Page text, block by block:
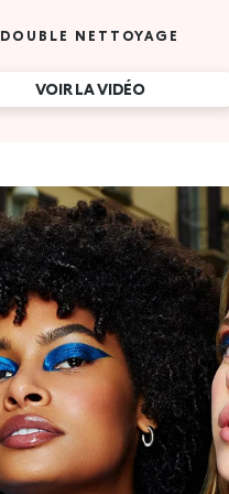
DOUBLE NETTOYAGE
VOIR LA VIDÉO